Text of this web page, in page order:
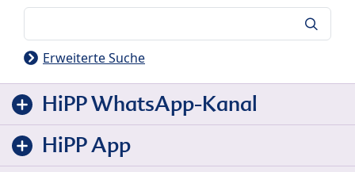
Erweiterte Suche
HiPP WhatsApp-Kanal
HiPP App